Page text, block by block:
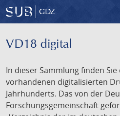
GDZ
VD18 digital
In dieser Sammlung finden
vorhandenen digitalisierten
Jahrhunderts. Das von der
Forschungsgemeinschaft